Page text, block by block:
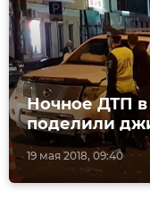
19 мая 2018, 09:40
Ночное ДТП
поделили